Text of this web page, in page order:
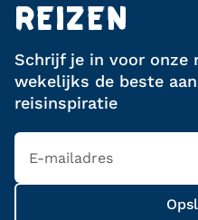
REIZEN
Schrijf je in voor onze
wekelijks de beste
reisinspiratie